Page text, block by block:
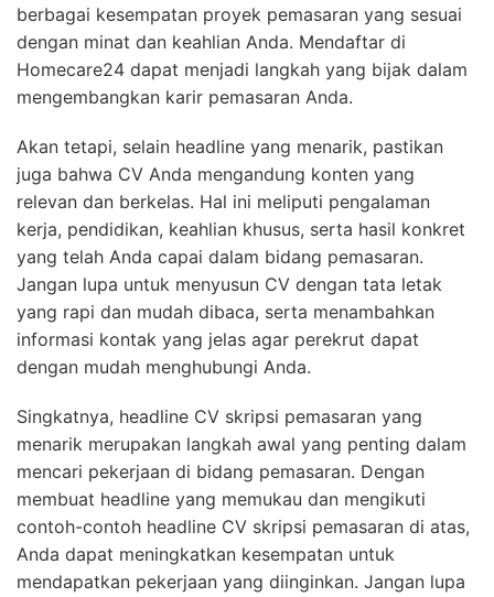
berbagai kesempatan proyek pemasaran yang sesuai
dengan minat dan keahlian Anda. Mendaftar di
Homecare24 dapat menjadi langkah yang bijak dalam
mengembangkan karir pemasaran Anda.
Akan tetapi, selain headline yang menarik, pastikan
juga bahwa CV Anda mengandung konten yang
relevan dan berkelas. Hal ini meliputi pengalaman
kerja, pendidikan, keahlian khusus, serta hasil konkret
yang telah Anda capai dalam bidang pemasaran.
Jangan lupa untuk menyusun CV dengan tata letak
yang rapi dan mudah dibaca, serta menambahkan
informasi kontak yang jelas agar perekrut dapat
dengan mudah menghubungi Anda.
Singkatnya, headline CV skripsi pemasaran yang
menarik merupakan langkah awal yang penting dalam
mencari pekerjaan di bidang pemasaran. Dengan
membuat headline yang memukau dan mengikuti
contoh-contoh headline CV skripsi pemasaran di atas,
Anda dapat meningkatkan kesempatan untuk
mendapatkan pekerjaan yang diinginkan. Jangan lupa